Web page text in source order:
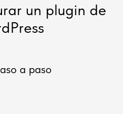
un plugin de
a paso